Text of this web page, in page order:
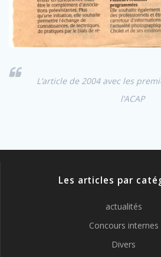
L’article de 2004 avec les
l’ACAP
Les articles par
actualités
Concours internes
Divers